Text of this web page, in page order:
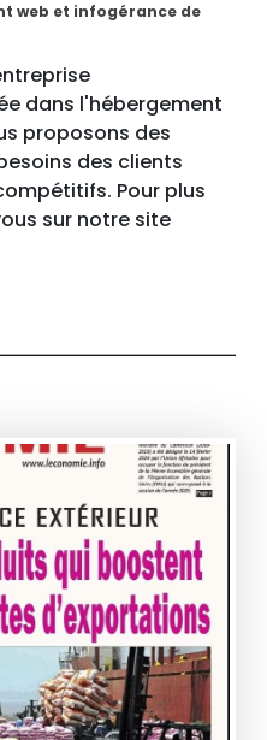
web et infogérance de
dans l'hébergement
proposons des
des clients
Pour plus
sur notre site